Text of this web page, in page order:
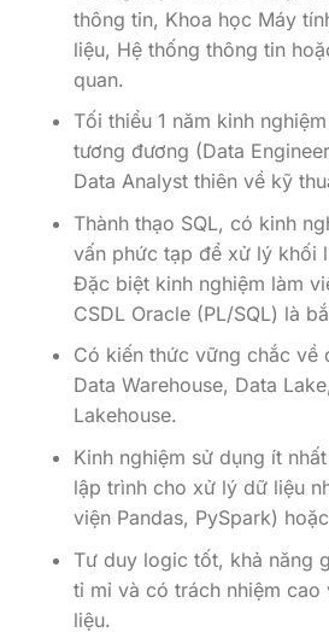
thông tin, Khoa học Máy
liệu, Hệ thống thông tin
quan.
Tối thiểu 1 năm kinh
tương đương (Data
Data Analyst thiên về kỹ
Thành thạo SQL, có kinh
vấn phức tạp để xử lý khối
Đặc biệt kinh nghiệm làm
CSDL Oracle (PL/SQL) là
Có kiến thức vững chắc về
Data Warehouse, Data
Lakehouse.
Kinh nghiệm sử dụng ít
lập trình cho xử lý dữ liệu
viện Pandas, PySpark)
Tư duy logic tốt, khả năng
tỉ mỉ và có trách nhiệm
liệu.